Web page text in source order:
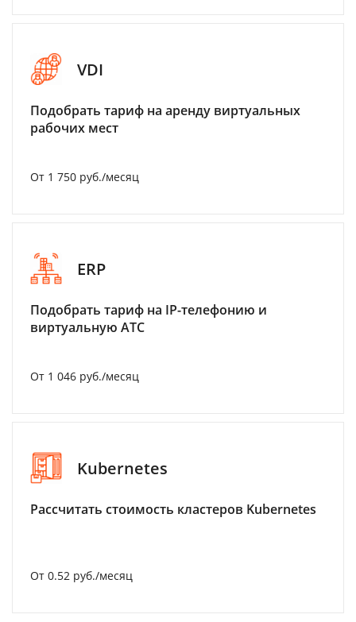
VDI
Подобрать тариф на аренду виртуальных
рабочих мест
От 1 750 руб./месяц
ERP
Подобрать тариф на IP-телефонию и
виртуальную АТС
От 1 046 руб./месяц
Kubernetes
Рассчитать стоимость кластеров Kubernetes
От 0.52 руб./месяц